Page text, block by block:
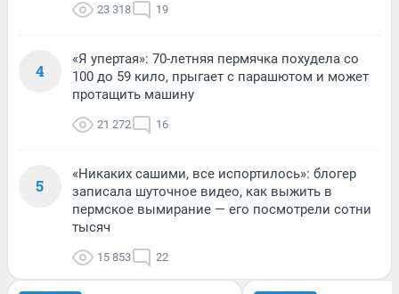
23 318 19
4
«Я упертая»: 70-летняя пермячка похудела со
100 до 59 кило, прыгает с парашютом и может
протащить машину
21 272 16
5
«Никаких сашими, все испортилось»: блогер
записала шуточное видео, как выжить в
пермское вымирание — его посмотрели сотни
тысяч
15 853 22